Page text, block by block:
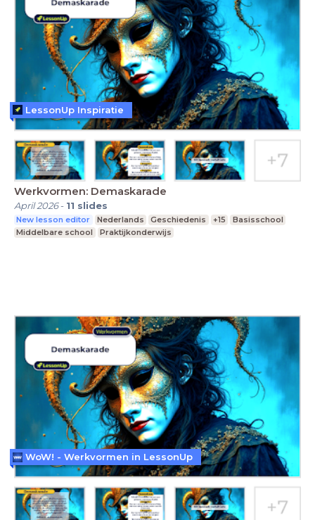
Werkvormen: Demaskarade
April 2026- 11 slides
New lesson editor Nederlands Geschiedenis +15
Basisschool
Middelbare school
Praktijkonderwijs
LessonUp Inspiratie
WoW! - Werkvormen in LessonUp